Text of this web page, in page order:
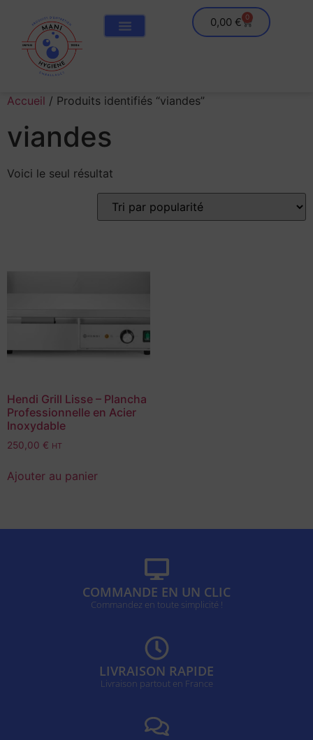
0,00 € 0
Accueil / Produits identifiés “viandes”
viandes
Voici le seul résultat
Hendi Grill Lisse – Plancha
Professionnelle en Acier
Inoxydable
250,00 € HT
Ajouter au panier
COMMANDE EN UN CLIC
Commandez en toute simplicité !
LIVRAISON RAPIDE
Livraison partout en France